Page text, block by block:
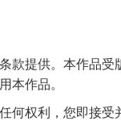
款提供。本作品
本作品。
何权利，您即接